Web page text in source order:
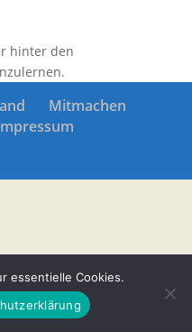
hinter den
Mitmachen
essentielle Cookies.